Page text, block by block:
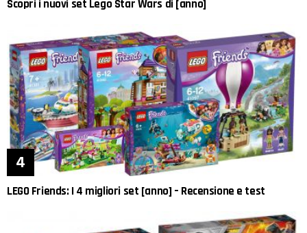
Scopri i nuovi set Lego Star Wars di [anno]
LEGO Friends: I 4 migliori set [anno] – Recensione e test